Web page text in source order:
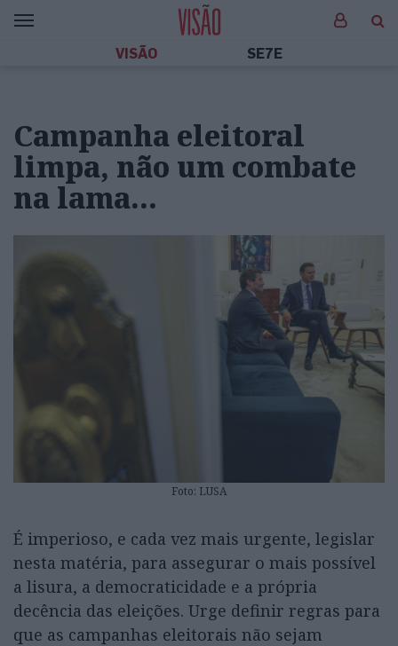
VISÃO SE7E
Campanha eleitoral
limpa, não um combate
na lama…
Foto: LUSA
É imperioso, e cada vez mais urgente, legislar
nesta matéria, para assegurar o mais possível
a lisura, a democraticidade e a própria
decência das eleições. Urge definir regras para
que as campanhas eleitorais não sejam